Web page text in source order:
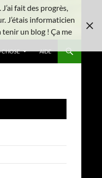
CHOSE AIDE
fait des progrès,
J’étais informaticien
un blog ! Ça me